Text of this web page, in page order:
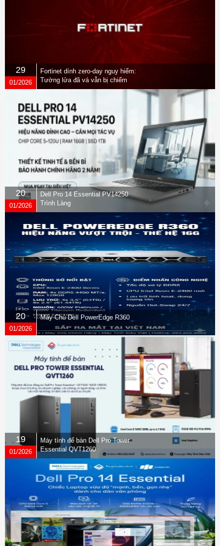
29
01/2026
Fortinet dính zero-day nguy hiểm:
Tường lửa đã vá vẫn bị chiếm
quyền
20
01/2026
Dell Pro 14 Essential PV14250
Trình Làng
20
01/2026
Máy Chủ Dell PowerEdge R360
19
01/2026
Máy tính để bàn Dell Pro Tower
Essential QVT1260